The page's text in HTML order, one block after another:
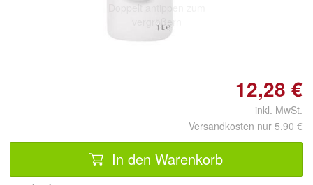
Doppelt antippen zum
12,28 €
inkl. MwSt.
Versandkosten nur 5,90 €
In den Warenkorb